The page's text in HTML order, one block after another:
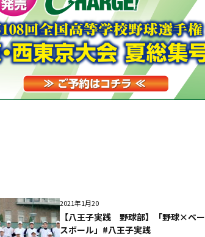
2021年1月20
【八王子実践 野球部】「野球×ベー
スボール」#八王子実践